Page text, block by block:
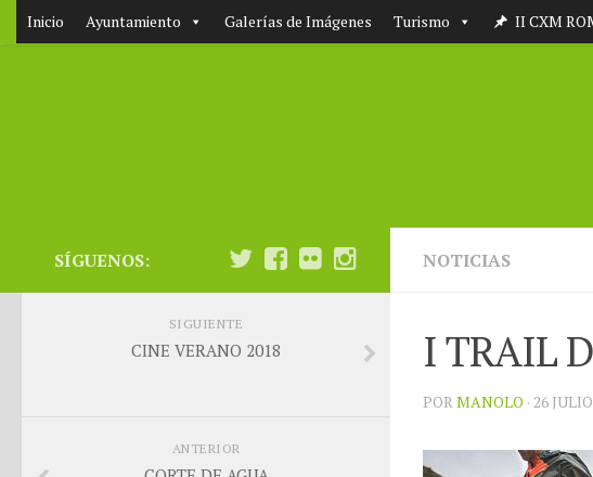
Inicio Ayuntamiento Galerías de Imágenes Turismo II CXM
NOTICIAS
I TRAIL
POR MANOLO · 26
SÍGUENOS:
SIGUIENTE
CINE VERANO 2018
ANTERIOR